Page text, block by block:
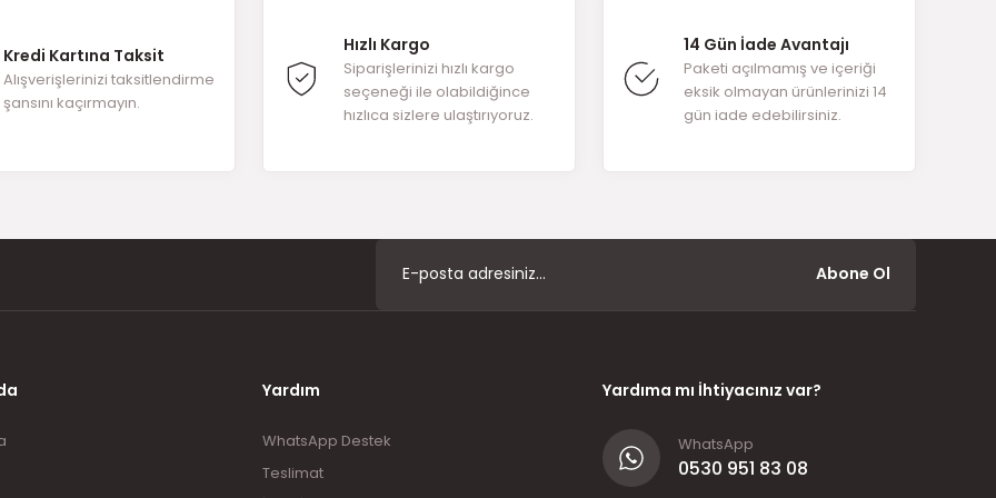
Yorum Yaz
Kredi Kartına Taksit
Alışverişlerinizi taksitlendirme
şansını kaçırmayın.
Hızlı Kargo
Siparişlerinizi hızlı kargo
seçeneği ile olabildiğince
hızlıca sizlere ulaştırıyoruz.
14 Gün İade Avantajı
Paketi açılmamış ve içeriği
eksik olmayan ürünlerinizi 14
gün iade edebilirsiniz.
Abone Ol
Yardım
WhatsApp Destek
Teslimat
Yardıma mı İhtiyacınız var?
WhatsApp
0530 951 83 08